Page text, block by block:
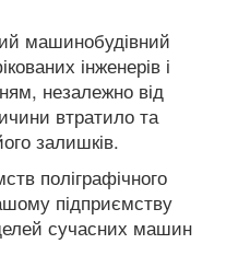
машинобудівний
інженерів і
незалежно від
втратило та
залишків.
поліграфічного
підприємству
сучасних машин